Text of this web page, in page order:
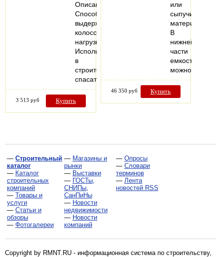
Описание:
Способны
выдерживать
колоссальные
нагрузки.
Используются
в
строительных,
спасательных…
3 513 руб Купить
или
сыпучих
материалов.
В
нижней
части
емкости
можно…
46 350 руб Купить
— Строительный
каталог
— Каталог
строительных
компаний
— Товары и
услуги
— Статьи и
обзоры
— Фотогалереи
— Магазины и
рынки
— Выставки
— ГОСТы,
СНИПы,
СанПиНы
— Новости
недвижимости
— Новости
компаний
— Опросы
— Словари
терминов
— Лента
новостей RSS
Copyright by RMNT.RU - информационная система по строительству,